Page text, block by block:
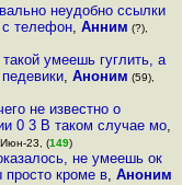
неудобно ссылки
с телефон, Анним (?),
умеешь гуглить, а
,Аноним (59),
не известно о
0 3 В таком случае мо,
23, (149)
не умеешь ок
просто кроме в, Аноним